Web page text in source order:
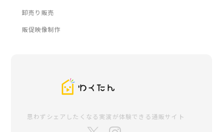
卸売り販売
販促映像制作
思わずシェアしたくなる 実演が体験できる通販サイト